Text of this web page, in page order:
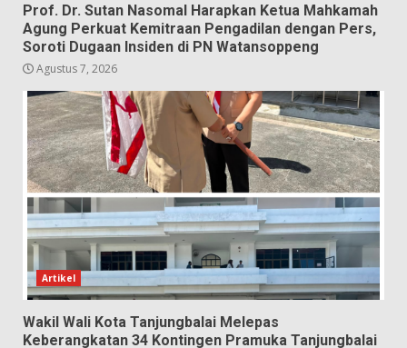
Prof. Dr. Sutan Nasomal Harapkan Ketua Mahkamah
Agung Perkuat Kemitraan Pengadilan dengan Pers,
Soroti Dugaan Insiden di PN Watansoppeng
Agustus 7, 2026
Artikel
Wakil Wali Kota Tanjungbalai Melepas
Keberangkatan 34 Kontingen Pramuka Tanjungbalai